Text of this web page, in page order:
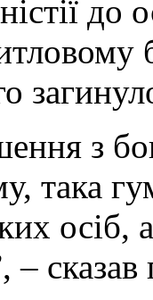
до
з
така
осіб,
– сказав